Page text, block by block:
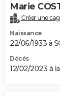
Marie
Créer une
Naissance
22/06/1933 à
Décès
12/02/2023 à la